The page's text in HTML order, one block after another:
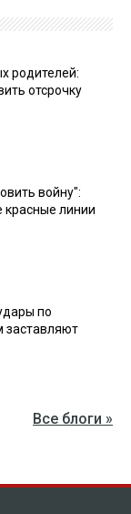
родителей:
отсрочку
войну":
линии
по
заставляют
Все блоги »